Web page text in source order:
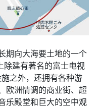
期向大海要土地的一个
除建有著名的富士电视
之外，还拥有各种游
欧洲情调的商业街、超
乐殿堂和巨大的空中观